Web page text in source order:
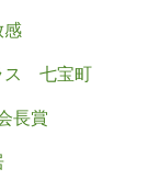
七宝町
長賞